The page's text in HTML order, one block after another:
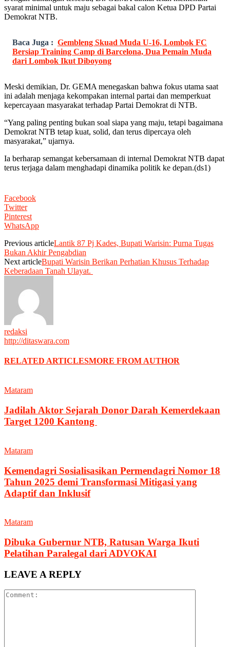
syarat minimal untuk maju sebagai bakal calon Ketua DPD Partai
Demokrat NTB.
Baca Juga : Gembleng Skuad Muda U-16, Lombok FC
Bersiap Training Camp di Barcelona, Dua Pemain Muda
dari Lombok Ikut Diboyong
Meski demikian, Dr. GEMA menegaskan bahwa fokus utama saat
ini adalah menjaga kekompakan internal partai dan memperkuat
kepercayaan masyarakat terhadap Partai Demokrat di NTB.
“Yang paling penting bukan soal siapa yang maju, tetapi bagaimana
Demokrat NTB tetap kuat, solid, dan terus dipercaya oleh
masyarakat,” ujarnya.
Ia berharap semangat kebersamaan di internal Demokrat NTB dapat
terus terjaga dalam menghadapi dinamika politik ke depan.(ds1)
Facebook
Twitter
Pinterest
WhatsApp
Previous articleLantik 87 Pj Kades, Bupati Warisin: Purna Tugas
Bukan Akhir Pengabdian
Next articleBupati Warisin Berikan Perhatian Khusus Terhadap
Keberadaan Tanah Ulayat.
redaksi
http://ditaswara.com
RELATED ARTICLESMORE FROM AUTHOR
Mataram
Jadilah Aktor Sejarah Donor Darah Kemerdekaan
Target 1200 Kantong
Mataram
Kemendagri Sosialisasikan Permendagri Nomor 18
Tahun 2025 demi Transformasi Mitigasi yang
Adaptif dan Inklusif
Mataram
Dibuka Gubernur NTB, Ratusan Warga Ikuti
Pelatihan Paralegal dari ADVOKAI
LEAVE A REPLY